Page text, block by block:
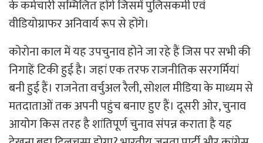
के कर्मचारी सम्मिलित होंगे जिसमें पुलिसकर्मी एवं
वीडियोग्राफर अनिवार्य रूप से होंगे।
कोरोना काल में यह उपचुनाव होने जा रहे हैं जिस पर सभी की
निगाहें टिकी हुई है। जहां एक तरफ राजनीतिक सरगर्मियां
बनी हुई हैं। राजनेता वर्चुअल रैली, सोशल मीडिया के माध्यम से
मतदाताओं तक अपनी पहुंच बनाए हुए हैं। दूसरी ओर, चुनाव
आयोग किस तरह है शांतिपूर्ण चुनाव संपन्न कराता है यह